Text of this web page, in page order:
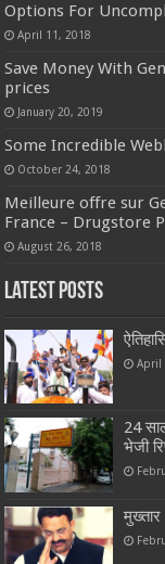
Options For
April 11, 2018
Save Money With
prices
January 20, 2019
Some Incredible
October 24, 2018
Meilleure offre sur
France – Drugstore
August 26, 2018
Latest Posts
April
24
भेजी